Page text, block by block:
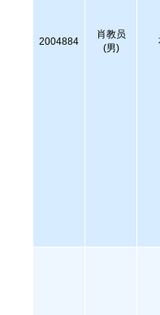
2004884
肖教员
(男)